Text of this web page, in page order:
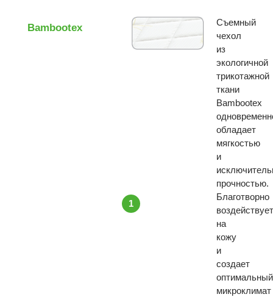
Bambootex
1
Съемный
чехол
из
экологичной
трикотажной
ткани
Bambootex
обладает
мягкостью
и
прочностью.
Благотворно
воздействует
на
кожу
и
создает
оптимальный
микроклимат